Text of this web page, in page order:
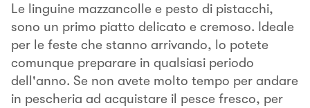
Le linguine mazzancolle e pesto di pistacchi,
sono un primo piatto delicato e cremoso. Ideale
per le feste che stanno arrivando, lo potete
comunque preparare in qualsiasi periodo
dell'anno. Se non avete molto tempo per andare
in pescheria ad acquistare il pesce fresco, per